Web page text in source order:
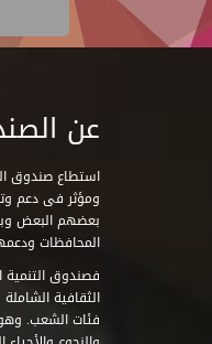
عن
ومؤثر فى دعم
بعضهم البعض
المحافظات
فصندوق
الثقافية
فئات الشعب.